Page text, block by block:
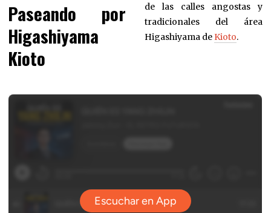
Paseando por
Higashiyama
Kioto
de las calles angostas y
tradicionales del área
Higashiyama de Kioto.